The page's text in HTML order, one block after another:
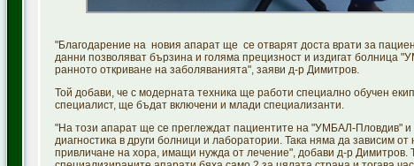
"Благодарение на новия апарат ще се отварят доста врати за
данни позволяват бързина и голяма прецизност и издигат болница
ранното откриване на заболяванията", заяви д-р Димитров.
Той добави, че с модерната техника ще работи специално обучен
специалист, ще бъдат включени и млади специализанти.
"На този апарат ще се преглеждат пациентите на "УМБАЛ-Пловдив"
диагностика в други болници и лаборатории. Така няма да зависим
привличане на хора, имащи нужда от лечение", добави д-р Димитров.